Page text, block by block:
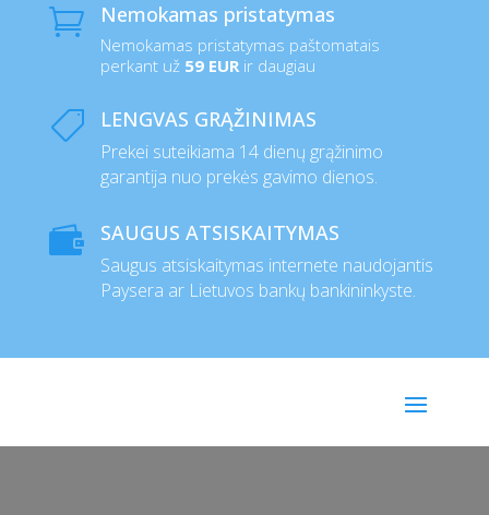
 Nemokamas pristatymas
Nemokamas pristatymas paštomatais
perkant už 59 EURir daugiau
 LENGVAS GRĄŽINIMAS
Prekei suteikiama 14 dienų grąžinimo
garantija nuo prekės gavimo dienos.
 SAUGUS ATSISKAITYMAS
Saugus atsiskaitymas internete naudojantis
Paysera ar Lietuvos bankų bankininkyste.